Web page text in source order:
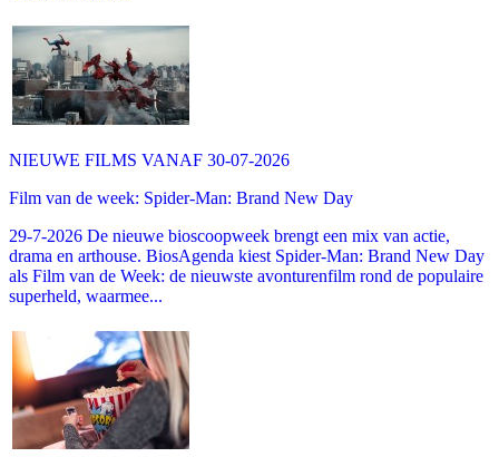
NIEUWE FILMS VANAF 30-07-2026
Film van de week: Spider-Man: Brand New Day
29-7-2026 De nieuwe bioscoopweek brengt een mix van actie,
drama en arthouse. BiosAgenda kiest Spider-Man: Brand New Day
als Film van de Week: de nieuwste avonturenfilm rond de populaire
superheld, waarmee...